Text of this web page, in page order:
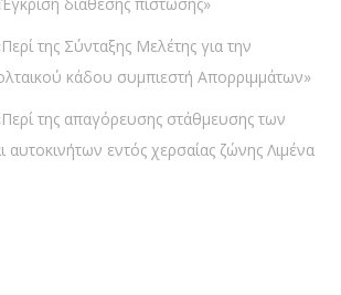
της Σύνταξης Μελέτης για την
κάδου συμπιεστή Απορριμμάτων»
της απαγόρευσης στάθμευσης των
αυτοκινήτων εντός χερσαίας ζώνης Λιμένα